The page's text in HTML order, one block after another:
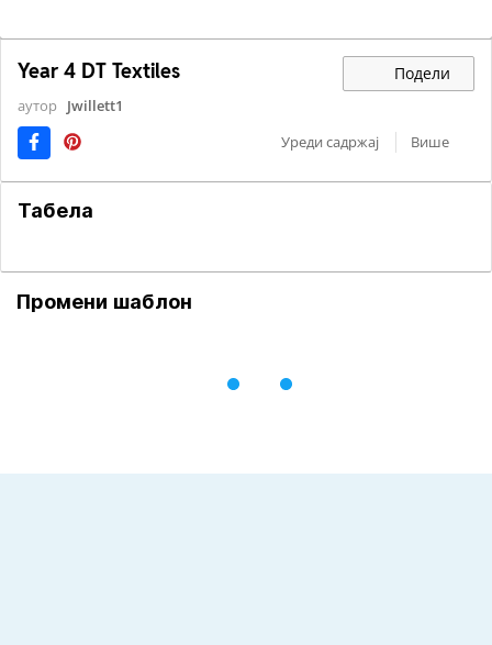
Year 4 DT Textiles Подели
аутор
Jwillett1
Уреди садржај
Више
Табела
Промени шаблон